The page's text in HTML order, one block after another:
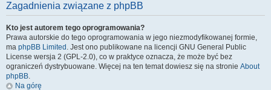
Zagadnienia związane z phpBB
Kto jest autorem tego oprogramowania?
Prawa autorskie do tego oprogramowania w jego niezmodyfikowanej formie,
ma phpBB Limited . Jest ono publikowane na licencji GNU General Public
License wersja 2 (GPL-2.0), co w praktyce oznacza, że może być bez
ograniczeń dystrybuowane. Więcej na ten temat dowiesz się na stronie About
phpBB.
Na górę